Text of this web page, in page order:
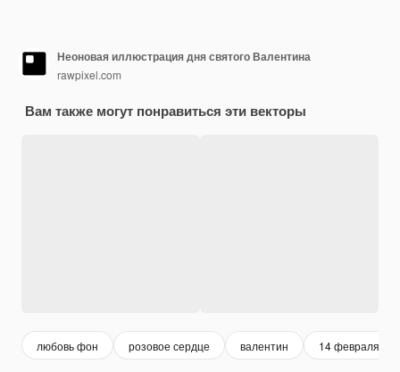
Неоновая иллюстрация дня святого Валентина
rawpixel.com
Вам также могут понравиться эти векторы
любовь фон розовое сердце валентин 14 февраля